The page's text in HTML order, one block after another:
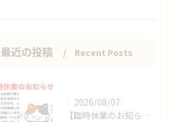
最近の投稿 Recent Posts
2026/08/07
【臨時休業のお知らせ】